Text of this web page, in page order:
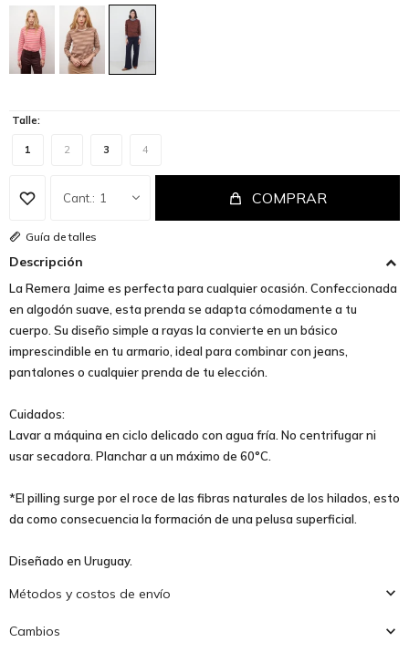
Talle:
1 2 3 4
1 COMPRAR
Guía de talles
Descripción
La Remera Jaime es perfecta para cualquier ocasión. Confeccionada
en algodón suave, esta prenda se adapta cómodamente a tu
cuerpo. Su diseño simple a rayas la convierte en un básico
imprescindible en tu armario, ideal para combinar con jeans,
pantalones o cualquier prenda de tu elección.
Cuidados:
Lavar a máquina en ciclo delicado con agua fría. No centrifugar ni
usar secadora. Planchar a un máximo de 60°C.
*El pilling surge por el roce de las fibras naturales de los hilados, esto
da como consecuencia la formación de una pelusa superficial.
Diseñado en Uruguay.
Métodos y costos de envío
Cambios